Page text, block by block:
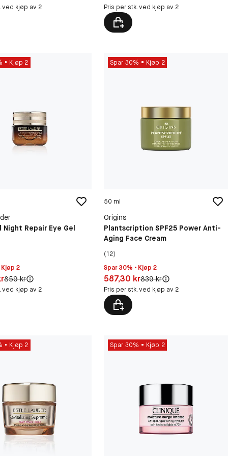
ved kjøp av 2 Pris per stk. ved kjøp av 2
Kjøp 2
Night Repair Eye Gel
Kjøp 2
kr
Original pris:
859 kr
ved kjøp av 2
Spar 30% Kjøp 2
50 ml
Origins
Plantscription SPF25 Power Anti-
Aging Face Cream
(12)
Spar 30% • Kjøp 2
Pris: 587,30 kr
587,30 krOriginal pris:
839 kr
Pris per stk. ved kjøp av 2
Kjøp 2 Spar 30% Kjøp 2